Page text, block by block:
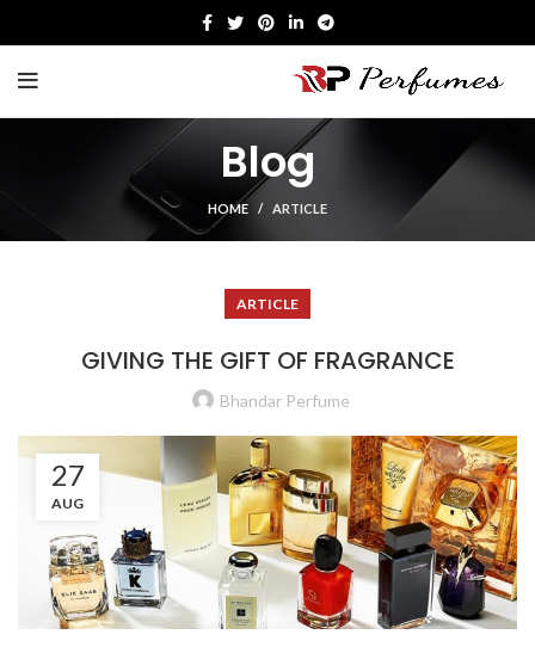
Blog
HOME ARTICLE
ARTICLE
GIVING THE GIFT OF FRAGRANCE
Bhandar Perfume
27
AUG